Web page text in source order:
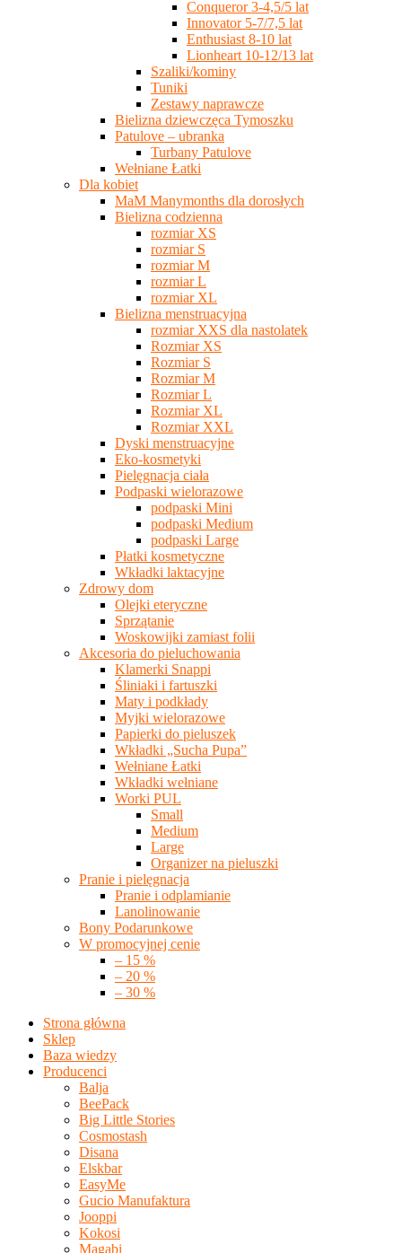
Conqueror 3-4,5/5 lat
Innovator 5-7/7,5 lat
Enthusiast 8-10 lat
Lionheart 10-12/13 lat
Szaliki/kominy
Tuniki
Zestawy naprawcze
Bielizna dziewczęca Tymoszku
Patulove – ubranka
Turbany Patulove
Wełniane Łatki
Dla kobiet
MaM Manymonths dla dorosłych
Bielizna codzienna
rozmiar XS
rozmiar S
rozmiar M
rozmiar L
rozmiar XL
Bielizna menstruacyjna
rozmiar XXS dla nastolatek
Rozmiar XS
Rozmiar S
Rozmiar M
Rozmiar L
Rozmiar XL
Rozmiar XXL
Dyski menstruacyjne
Eko-kosmetyki
Pielęgnacja ciała
Podpaski wielorazowe
podpaski Mini
podpaski Medium
podpaski Large
Płatki kosmetyczne
Wkładki laktacyjne
Zdrowy dom
Olejki eteryczne
Sprzątanie
Woskowijki zamiast folii
Akcesoria do pieluchowania
Klamerki Snappi
Śliniaki i fartuszki
Maty i podkłady
Myjki wielorazowe
Papierki do pieluszek
Wkładki „Sucha Pupa”
Wełniane Łatki
Wkładki wełniane
Worki PUL
Small
Medium
Large
Organizer na pieluszki
Pranie i pielęgnacja
Pranie i odplamianie
Lanolinowanie
Bony Podarunkowe
W promocyjnej cenie
– 15 %
– 20 %
– 30 %
Strona główna
Sklep
Baza wiedzy
Producenci
Balja
BeePack
Big Little Stories
Cosmostash
Disana
Elskbar
EasyMe
Gucio Manufaktura
Jooppi
Kokosi
Magabi